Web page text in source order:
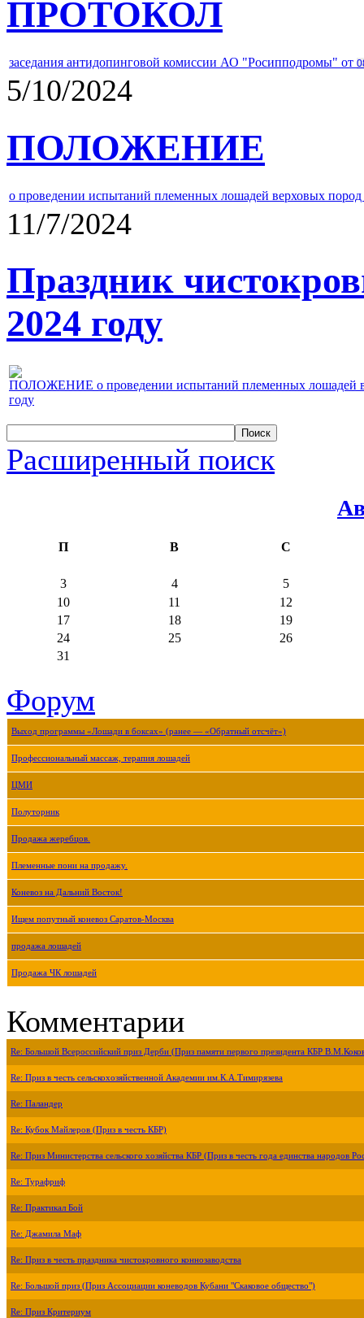
ПРОТОКОЛ
заседания антидопинговой комиссии АО "Росипподромы" от
5/10/2024
ПОЛОЖЕНИЕ
о проведении испытаний племенных лошадей верховых
11/7/2024
Праздник
2024 году
ПОЛОЖЕНИЕ о проведении испытаний племенных лошадей
году
Расширенный поиск
П В С
3 4
5
10
11
12
17
18
19
24
25
26
31
Форум
Выход программы «Лошади в боксах» (ранее — «Обратный отсчёт»)
Профессиональный массаж, терапия лошадей
ЦМИ
Полуторник
Продажа жеребцов.
Племенные пони на продажу.
Коневоз на Дальний Восток!
Ищем попутный коневоз Саратов-Москва
продажа лошадей
Продажа ЧК лошадей
Комментарии
Re: Большой Всероссийский приз Дерби (Приз памяти первого президента КБР
Re: Приз в честь сельскохозяйственной Академии им.К.А.Тимирязева
Re: Паландер
Re: Кубок Майлеров (Приз в честь КБР)
Re: Приз Министерства сельского хозяйства КБР (Приз в честь года единства народов
Re: Турафриф
Re: Практикал Бой
Re: Джамила Маф
Re: Приз в честь праздника чистокровного коннозаводства
Re: Большой приз (Приз Ассоциации коневодов Кубани "Скаковое общество")
Re: Приз Критериум